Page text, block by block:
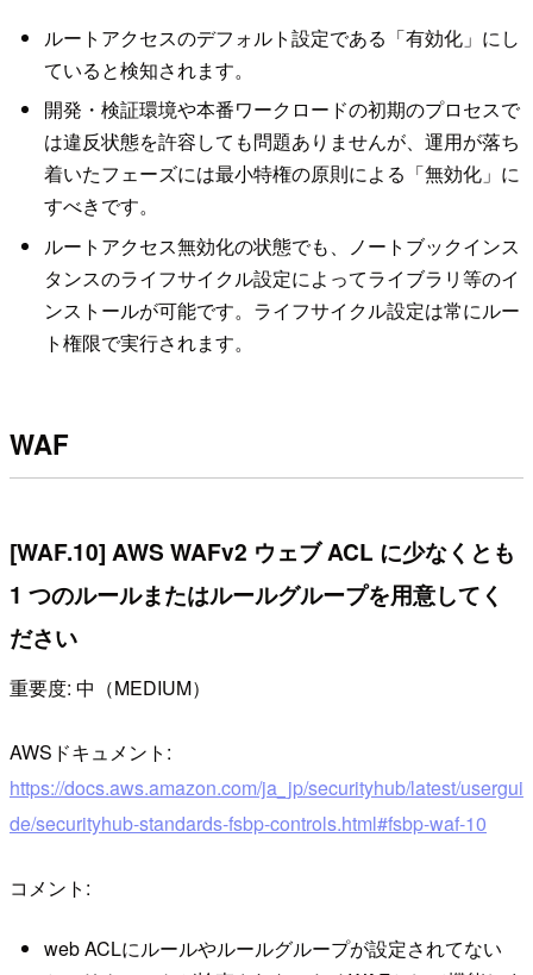
ルートアクセスのデフォルト設定である「有効化」にし
ていると検知されます。
開発・検証環境や本番ワークロードの初期のプロセスで
は違反状態を許容しても問題ありませんが、運用が落ち
着いたフェーズには最小特権の原則による「無効化」に
すべきです。
ルートアクセス無効化の状態でも、ノートブックインス
タンスのライフサイクル設定によってライブラリ等のイ
ンストールが可能です。ライフサイクル設定は常にルー
ト権限で実行されます。
WAF
[WAF.10] AWS WAFv2 ウェブ ACL に少なくとも
1 つのルールまたはルールグループを用意してく
ださい
重要度: 中（MEDIUM）
AWSドキュメント:
https://docs.aws.amazon.com/ja_jp/securityhub/latest/usergui
de/securityhub-standards-fsbp-controls.html#fsbp-waf-10
コメント:
web ACLにルールやルールグループが設定されてない